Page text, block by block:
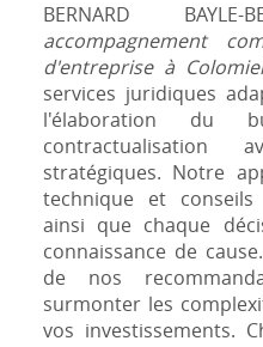
BERNARD
accompagnement
d'entreprise à
services juridiques
l'élaboration du
contractualisation
stratégiques. Notre
technique et conseils
ainsi que chaque
connaissance de
de nos
surmonter les
vos investissements.